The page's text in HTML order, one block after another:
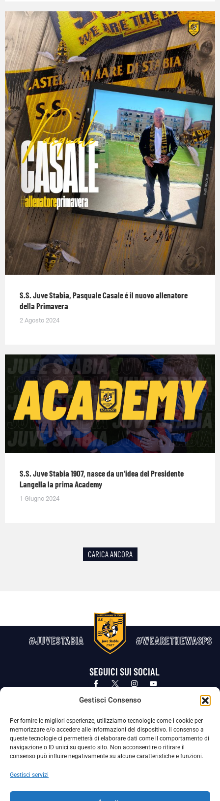
Gestisci Consenso
Per fornire le migliori esperienze, utilizziamo tecnologie come i cookie per
memorizzare e/o accedere alle informazioni del dispositivo. Il consenso a
queste tecnologie ci permetterà di elaborare dati come il comportamento di
navigazione o ID unici su questo sito. Non acconsentire o ritirare il
consenso può influire negativamente su alcune caratteristiche e funzioni.
Gestisci servizi
S.S. Juve Stabia, Pasquale Casale é il nuovo allenatore
della Primavera
2 Agosto 2024
S.S. Juve Stabia 1907, nasce da un’idea del Presidente
Langella la prima Academy
1 Giugno 2024
CARICA ANCORA
#JUVESTABIA #WEARETHEWASPS
SEGUICI SUI SOCIAL
Privacy Policy Cookie Policy
La Società ha nominato il Responsabile della Protezione dei Dati Personali (DPO), figura specializzata che vigila sulle modalità
adottate dalla nostra Società per tutelare i Suoi dati personali.
Per contattare il DPO può scrivere a